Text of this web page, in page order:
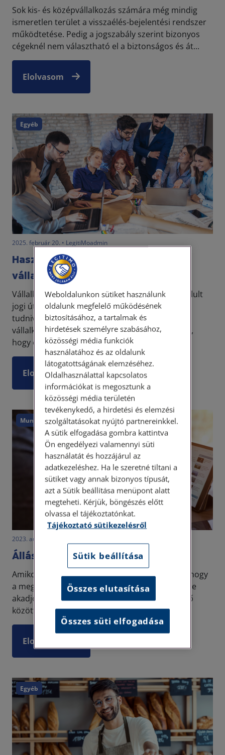
Sok kis- és középvállalkozás számára még mindig
ismeretlen terület a visszaélés-bejelentési rendszer
működtetése. Pedig a jogszabály szerint bizonyos
cégeknél nem választható el a biztonságos és át...
Elolvasom
Egyéb
2025. február 20. • LegitiMoadmin
Hasznos jogi tudnivalók
vállalkozásoknak
Vállalkozni akarsz, de nehéz eligazodni a bonyolult
jogi útvesztőben? - Jelen írásban hasznos
tudnivalókat, információkat gyűjtöttünk össze
vállalkozók, leendő vállalkozók számára. Fontos,
hogy eze...
Elolvasom
Munkajog
2023. augusztus 12. • LegitiMoadmin
Álláshirdetések buktatói
Amikor egy munkáltató állást hirdet, az a célja, hogy
a meghirdetett pozícióra minél több jelentkezője
akadjon, hiszen akkor tud válogatni a munkaerő
között és kiválasztani az állásra legmegfelelőb...
Elolvasom
Egyéb
Weboldalunkon sütiket használunk
oldalunk megfelelő működésének
biztosításához, a tartalmak és
hirdetések személyre szabásához,
közösségi média funkciók
használatához és az oldalunk
látogatottságának elemzéséhez.
Oldalhasználattal kapcsolatos
információkat is megosztunk a
közösségi média területén
tevékenykedő, a hirdetési és elemzési
szolgáltatásokat nyújtó partnereinkkel.
A sütik elfogadása gombra kattintva
Ön engedélyezi valamennyi süti
használatát és hozzájárul az
adatkezeléshez. Ha le szeretné tiltani a
sütiket vagy annak bizonyos típusát,
azt a Sütik beállítása menüpont alatt
megteheti. Kérjük, böngészés előtt
olvassa el tájékoztatónkat.
Tájékoztató sütikezelésről
Sütik beállítása
Összes elutasítása
Összes süti elfogadása